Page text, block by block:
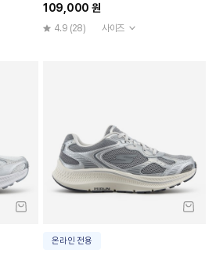
109,000 원
4.9 (28) 사이즈
온라인 전용